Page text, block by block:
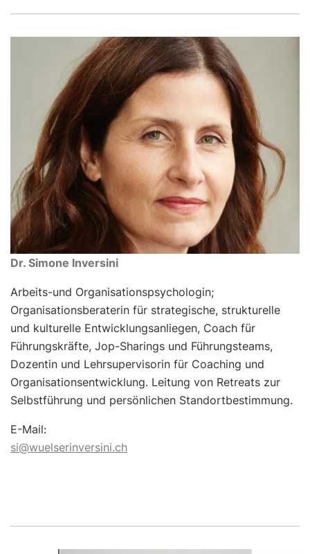
Dr. Simone Inversini
Arbeits-und Organisationspsychologin;
Organisationsberaterin für strategische, strukturelle
und kulturelle Entwicklungsanliegen, Coach für
Führungskräfte, Jop-Sharings und Führungsteams,
Dozentin und Lehrsupervisorin für Coaching und
Organisationsentwicklung. Leitung von Retreats zur
Selbstführung und persönlichen Standortbestimmung.
E-Mail:
si@wuelserinversini.ch